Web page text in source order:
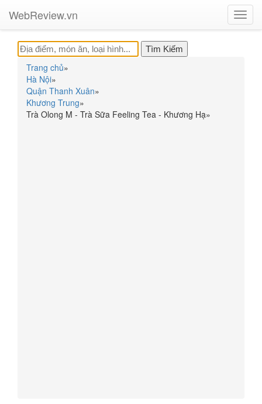
WebReview.vn
Trang chủ»
Hà Nội»
Quận Thanh Xuân»
Khương Trung»
Trà Olong M - Trà Sữa Feeling Tea - Khương Hạ»